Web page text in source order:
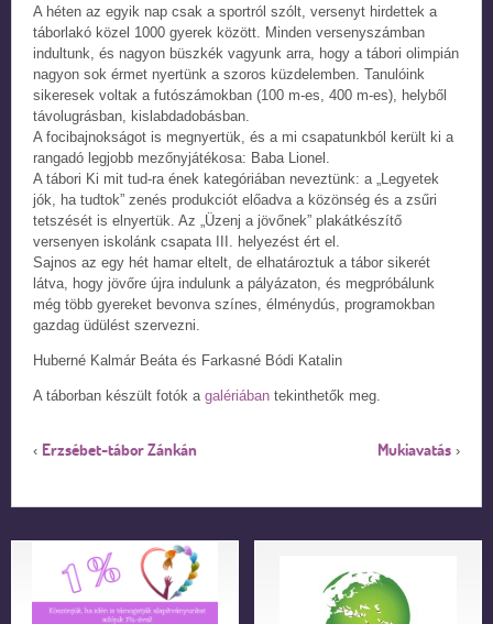
A héten az egyik nap csak a sportról szólt, versenyt hirdettek a
táborlakó közel 1000 gyerek között. Minden versenyszámban
indultunk, és nagyon büszkék vagyunk arra, hogy a tábori olimpián
nagyon sok érmet nyertünk a szoros küzdelemben. Tanulóink
sikeresek voltak a futószámokban (100 m-es, 400 m-es), helyből
távolugrásban, kislabdadobásban.
A focibajnokságot is megnyertük, és a mi csapatunkból került ki a
rangadó legjobb mezőnyjátékosa: Baba Lionel.
A tábori Ki mit tud-ra ének kategóriában neveztünk: a „Legyetek
jók, ha tudtok” zenés produkciót előadva a közönség és a zsűri
tetszését is elnyertük. Az „Üzenj a jövőnek” plakátkészítő
versenyen iskolánk csapata III. helyezést ért el.
Sajnos az egy hét hamar eltelt, de elhatároztuk a tábor sikerét
látva, hogy jövőre újra indulunk a pályázaton, és megpróbálunk
még több gyereket bevonva színes, élménydús, programokban
gazdag üdülést szervezni.
Huberné Kalmár Beáta és Farkasné Bódi Katalin
A táborban készült fotók agalériában tekinthetők meg.
‹ Erzsébet-tábor Zánkán Mukiavatás ›